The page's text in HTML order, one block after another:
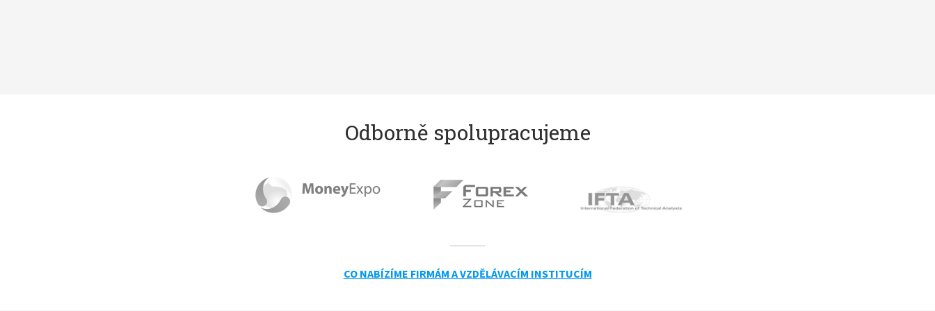
Odborně spolupracujeme
CO NABÍZÍME FIRMÁM A VZDĚLÁVACÍM INSTITUCÍM